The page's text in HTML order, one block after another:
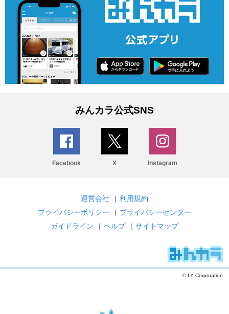
みんカラ公式SNS
Facebook X Instagram
運営会社 | 利用規約
プライバシーポリシー
| プライバシーセンター
ガイドライン
| ヘルプ | サイトマップ
© LY Corporation